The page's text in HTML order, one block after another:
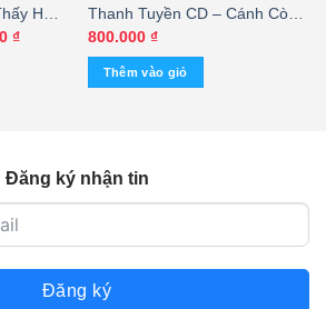
Hồi
By
₫.
₫Giá
Thanh Tuyền CD – Cánh Cò
Giòng Sông (ADCA) KGTUS
800.000 ₫
Thêm vào giỏ
Đăng ký nhận tin
Đăng ký